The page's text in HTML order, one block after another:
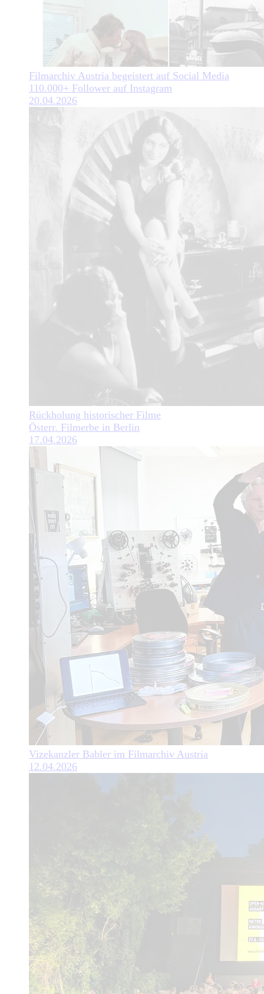
Filmarchiv Austria begeistert auf Social Media
110.000+ Follower auf Instagram
20.04.2026
Rückholung historischer Filme
Österr. Filmerbe in Berlin
17.04.2026
Vizekanzler Babler im Filmarchiv Austria
12.04.2026